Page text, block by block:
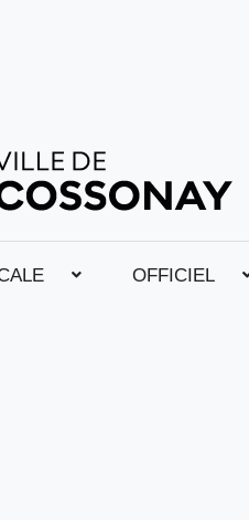
OFFICIEL